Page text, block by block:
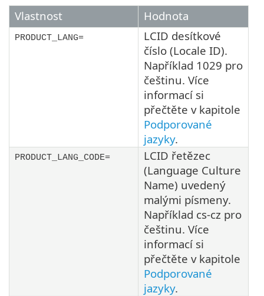
Vlastnost
Hodnota
PRODUCT_LANG=
LCID desítkové
číslo (Locale ID).
Například 1029 pro
češtinu. Více
informací si
přečtěte v kapitole
Podporované
jazyky.
PRODUCT_LANG_CODE=
LCID řetězec
(Language Culture
Name) uvedený
malými písmeny.
Například cs-cz pro
češtinu. Více
informací si
přečtěte v kapitole
Podporované
jazyky.